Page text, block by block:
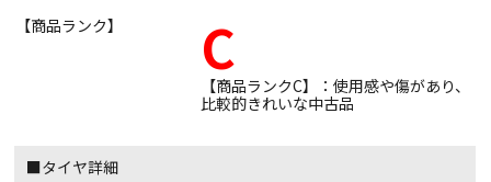
【商品ランク】
C
【商品ランクC】：使用感や傷があり、
比較的きれいな中古品
■タイヤ詳細